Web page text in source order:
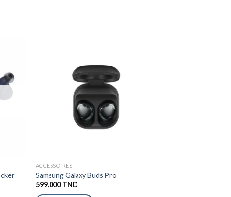
ACCESSOIRES
Samsung Galaxy Buds Pro
599.000TND